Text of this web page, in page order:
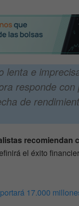
lenta e
responde con
de
recomiendan
el éxito
17.000